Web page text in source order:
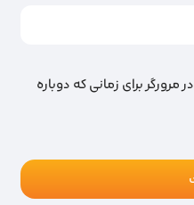
برای زمانی که دوباره